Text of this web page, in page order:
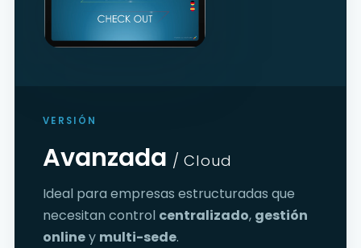
VERSIÓN
Avanzada / Cloud
Ideal para empresas estructuradas que
necesitan control centralizado, gestión
onliney multi-sede.